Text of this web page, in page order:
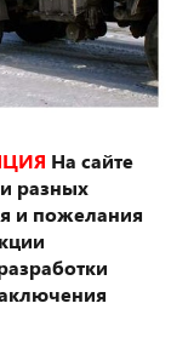
На сайте
разных
и пожелания